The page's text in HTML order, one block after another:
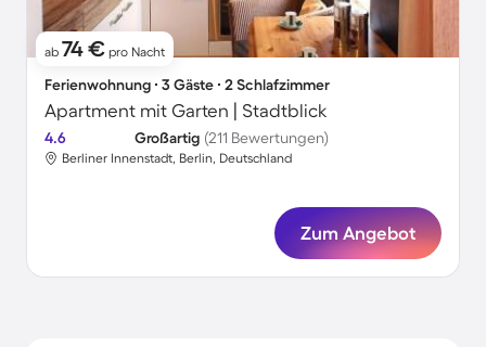
ab 74 € pro Nacht
Ferienwohnung ∙ 3 Gäste ∙ 2 Schlafzimmer
Apartment mit Garten | Stadtblick
4.6 Großartig (211 Bewertungen)
Berliner Innenstadt, Berlin, Deutschland
Zum Angebot